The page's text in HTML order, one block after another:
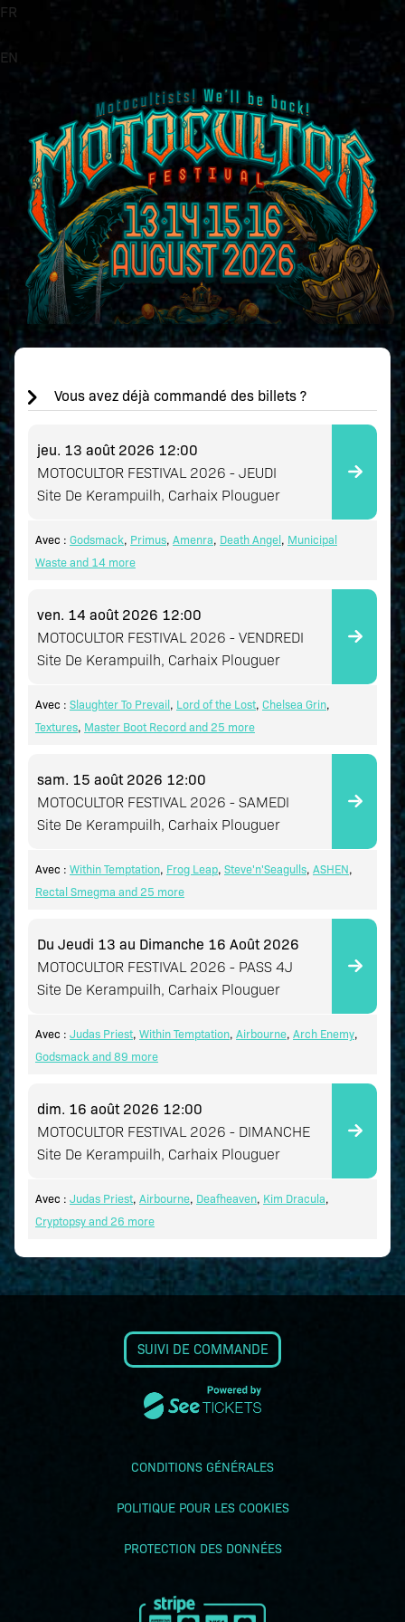
FR
EN
Vous avez déjà commandé des billets ?
jeu. 13 août 2026 12:00
MOTOCULTOR FESTIVAL 2026 - JEUDI
Site De Kerampuilh, Carhaix Plouguer
Avec : Godsmack, Primus, Amenra, Death Angel, Municipal
Wasteand 14 more
ven. 14 août 2026 12:00
MOTOCULTOR FESTIVAL 2026 - VENDREDI
Site De Kerampuilh, Carhaix Plouguer
Avec : Slaughter To Prevail, Lord of the Lost, Chelsea Grin,
Textures, Master Boot Recordand 25 more
sam. 15 août 2026 12:00
MOTOCULTOR FESTIVAL 2026 - SAMEDI
Site De Kerampuilh, Carhaix Plouguer
Avec : Within Temptation, Frog Leap, Steve'n'Seagulls, ASHEN,
Rectal Smegma and 25 more
Du Jeudi 13 au Dimanche 16 Août 2026
MOTOCULTOR FESTIVAL 2026 - PASS 4J
Site De Kerampuilh, Carhaix Plouguer
Avec : Judas Priest, Within Temptation, Airbourne, Arch Enemy,
Godsmackand 89 more
dim. 16 août 2026 12:00
MOTOCULTOR FESTIVAL 2026 - DIMANCHE
Site De Kerampuilh, Carhaix Plouguer
Avec : Judas Priest, Airbourne, Deafheaven, Kim Dracula,
Cryptopsyand 26 more
CONDITIONS GÉNÉRALES
POLITIQUE POUR LES COOKIES
PROTECTION DES DONNÉES
SUIVI DE COMMANDE